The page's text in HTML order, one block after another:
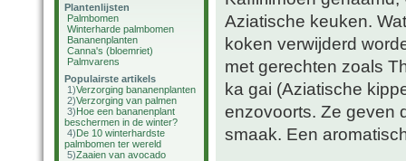
Plantenlijsten
Palmbomen
Winterharde palmbomen
Bananenplanten
Canna's (bloemriet)
Palmvarens
Populairste artikels
1)Verzorging bananenplanten
2)Verzorging van palmen
3)Hoe een bananenplant
beschermen in de winter?
4)De 10 winterhardste
palmbomen ter wereld
5)Zaaien van avocado
Aziatische keuken.
koken verwijderd
met gerechten zoals
ka gai (Aziatische
enzovoorts. Ze geven
smaak. Een